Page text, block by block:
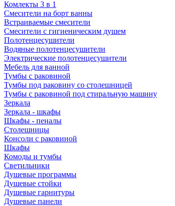
Комлекты 3 в 1
Смесители на борт ванны
Встраиваемые смесители
Смесители с гигиеническим душем
Полотенцесушители
Водяные полотенцесушители
Электрические полотенцесушители
Мебель для ванной
Тумбы с раковиной
Тумбы под раковину со столешницей
Тумбы с раковиной под стиральную машину
Зеркала
Зеркала - шкафы
Шкафы - пеналы
Столешницы
Консоли с раковиной
Шкафы
Комоды и тумбы
Светильники
Душевые программы
Душевые стойки
Душевые гарнитуры
Душевые панели